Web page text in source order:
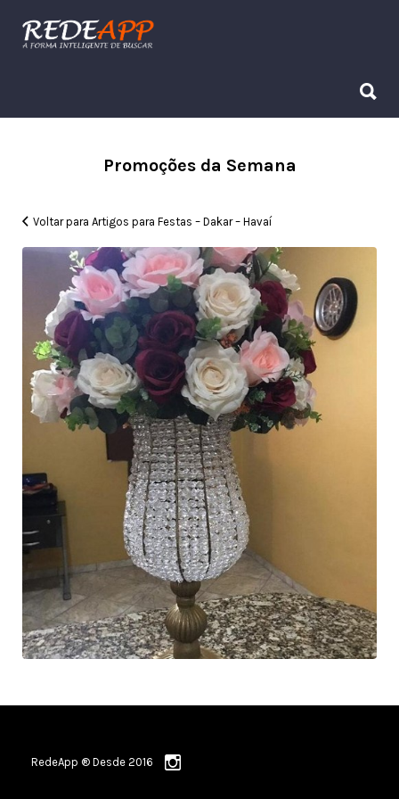
Procurar:
Promoções da Semana
Voltar para Artigos para Festas – Dakar – Havaí
RedeApp ® Desde 2016